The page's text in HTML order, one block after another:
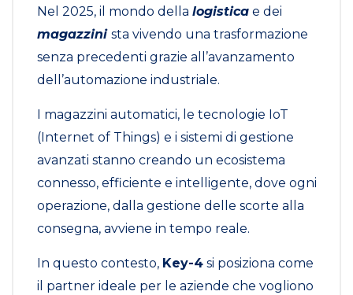
Nel 2025, il mondo della logistica e dei
magazzini sta vivendo una trasformazione
senza precedenti grazie all’avanzamento
dell’automazione industriale.
I magazzini automatici, le tecnologie IoT
(Internet of Things) e i sistemi di gestione
avanzati stanno creando un ecosistema
connesso, efficiente e intelligente, dove ogni
operazione, dalla gestione delle scorte alla
consegna, avviene in tempo reale.
In questo contesto, Key-4 si posiziona come
il partner ideale per le aziende che vogliono